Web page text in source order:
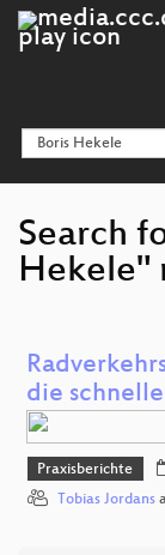
Search
Hekele"
die
Praxisberichte
Tobias Jordans